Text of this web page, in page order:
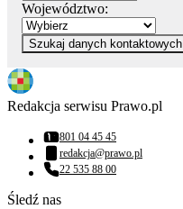
Województwo:
Szukaj danych kontaktowych
Redakcja serwisu Prawo.pl
Numer telefonu:
801 04 45 45
Adres email:
redakcja@prawo.pl
Numer telefonu:
22 535 88 00
Śledź nas